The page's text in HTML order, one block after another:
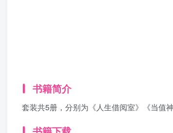
书籍简介
套装共5册，分别为《人生借阅室》《当值